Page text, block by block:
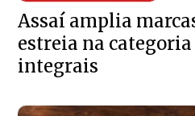
Assaí amplia
estreia na categoria
integrais